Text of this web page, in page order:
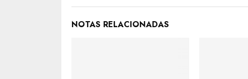
NOTAS RELACIONADAS